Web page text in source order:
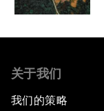
关于我们
我们的策略